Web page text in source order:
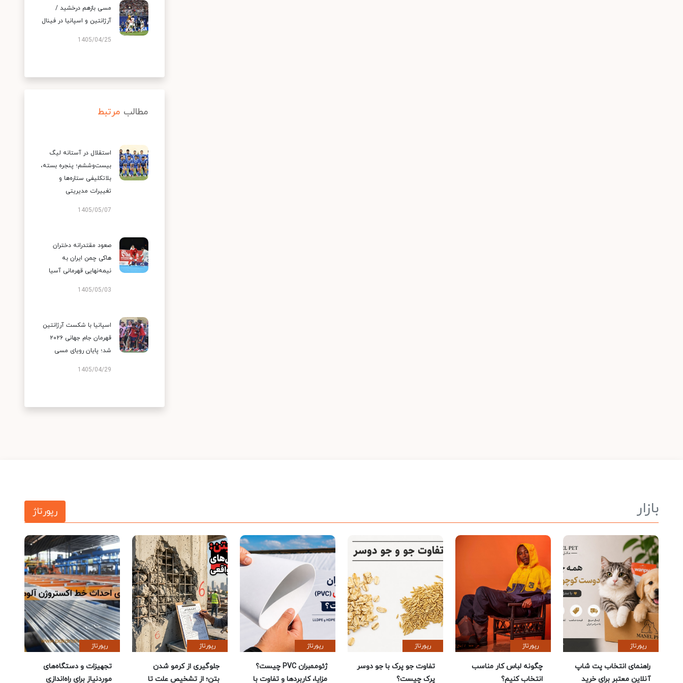
مسی بازهم درخشید /
آرژانتین و اسپانیا در فینال
1405/04/25
مطالب مرتبط
استقلال در آستانه لیگ
بیست‌وششم؛ پنجره بسته،
بلاتکلیفی ستاره‌ها و
تغییرات مدیریتی
1405/05/07
صعود مقتدرانه دختران
هاکی چمن ایران به
نیمه‌نهایی قهرمانی آسیا
1405/05/03
اسپانیا با شکست آرژانتین
قهرمان جام جهانی ۲۰۲۶
شد؛ پایان رویای مسی
1405/04/29
بازار رپورتاژ
رپورتاژ
راهنمای انتخاب پت شاپ
آنلاین معتبر برای خرید
رپورتاژ
چگونه لباس کار مناسب
انتخاب کنیم؟
رپورتاژ
تفاوت جو پرک با جو دوسر
پرک چیست؟
رپورتاژ
ژئوممبران PVC چیست؟
مزایا، کاربردها و تفاوت با
رپورتاژ
جلوگیری از کرمو شدن
بتن؛ از تشخیص علت تا
رپورتاژ
تجهیزات و دستگاه‌های
موردنیاز برای راه‌اندازی